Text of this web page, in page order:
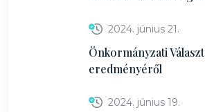
2024. június 21.
Önkormányzati
eredményéről
2024. június 19.